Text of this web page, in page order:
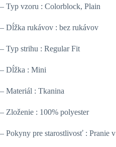
– Typ vzoru : Colorblock, Plain
– Dĺžka rukávov : bez rukávov
– Typ strihu : Regular Fit
– Dĺžka : Mini
– Materiál : Tkanina
– Zloženie : 100% polyester
– Pokyny pre starostlivosť : Pranie